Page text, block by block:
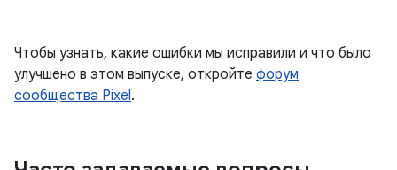
Чтобы узнать, какие ошибки мы исправили и что было
улучшено в этом выпуске, откройте форум
сообщества Pixel.